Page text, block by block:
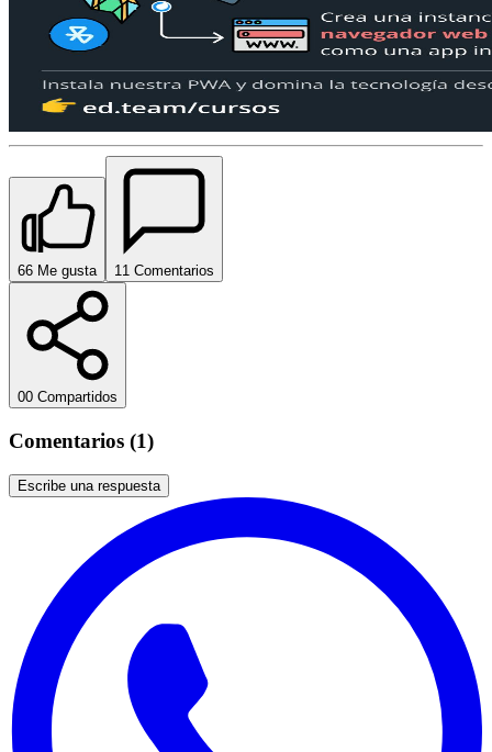
66 Me gusta 11 Comentarios
00 Compartidos
Comentarios (1)
Escribe una respuesta